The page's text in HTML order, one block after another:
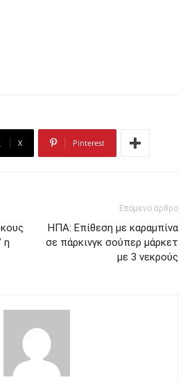
X Pinterest
η
Επόμενο άρθρο
ΗΠΑ: Επίθεση με καραμπίνα
σε πάρκινγκ σούπερ μάρκετ
με 3 νεκρούς